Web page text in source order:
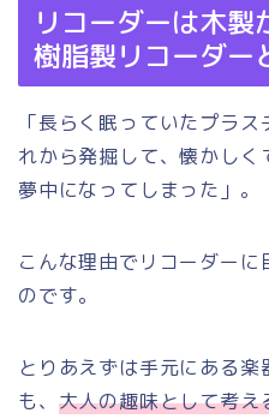
リコーダーは木製
樹脂製リコーダー
「長らく眠っていたプラ
れから発掘して、懐かし
夢中になってしまった」。
こんな理由でリコーダー
のです。
とりあえずは手元にある
も、 大人の趣味として考